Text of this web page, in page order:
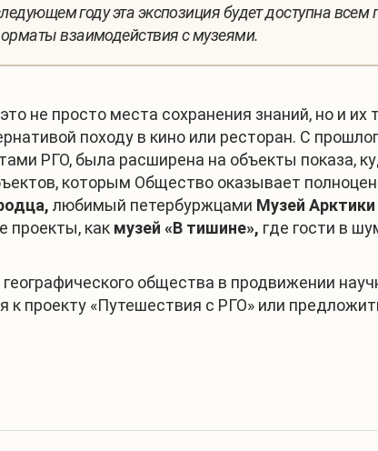
году эта экспозиция будет доступна всем
взаимодействия с музеями.
просто места сохранения знаний, но и их
походу в кино или ресторан. С
РГО, была расширена на объекты показа,
которым Общество оказывает
, любимый петербуржцами Музей
проекты, как музей «В тишине», где гости в
общества в продвижении
к проекту «Путешествия с РГО» или